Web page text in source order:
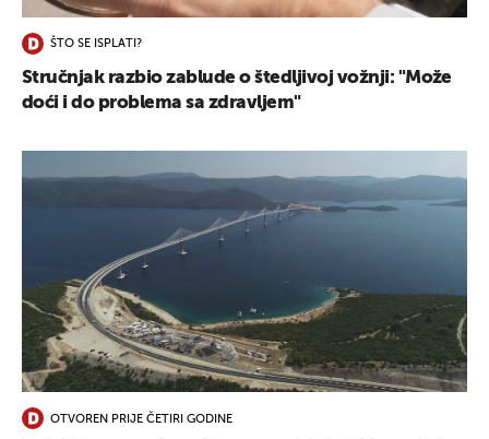
ŠTO SE ISPLATI?
Stručnjak razbio zablude o štedljivoj vožnji: "Može
doći i do problema sa zdravljem"
OTVOREN PRIJE ČETIRI GODINE